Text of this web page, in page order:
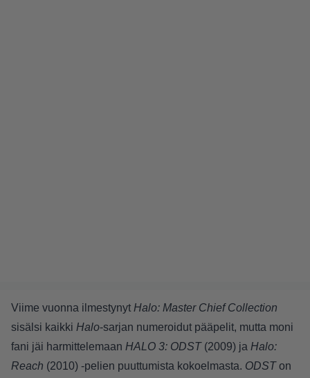
Viime vuonna ilmestynyt Halo: Master Chief Collection
sisälsi kaikki Halo-sarjan numeroidut pääpelit, mutta moni
fani jäi harmittelemaan HALO 3: ODST (2009) ja Halo:
Reach (2010) -pelien puuttumista kokoelmasta. ODSTon